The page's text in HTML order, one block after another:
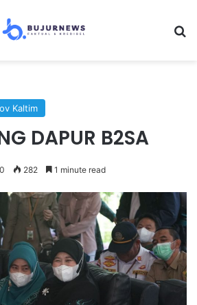
Kaltim
DAPUR B2SA
0 282 1 minute read